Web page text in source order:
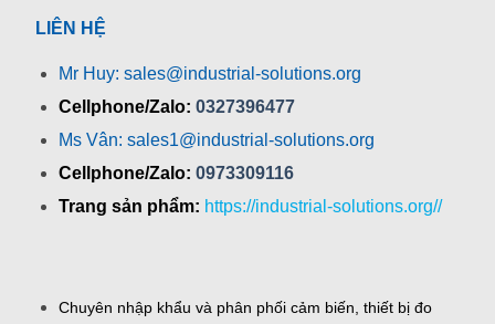
LIÊN HỆ
Mr Huy: sales@industrial-solutions.org
Cellphone/Zalo: 0327396477
Ms Vân: sales1@industrial-solutions.org
Cellphone/Zalo: 0973309116
Trang sản phẩm: https://industrial-solutions.org//
Chuyên nhập khẩu và phân phối cảm biến, thiết bị đo